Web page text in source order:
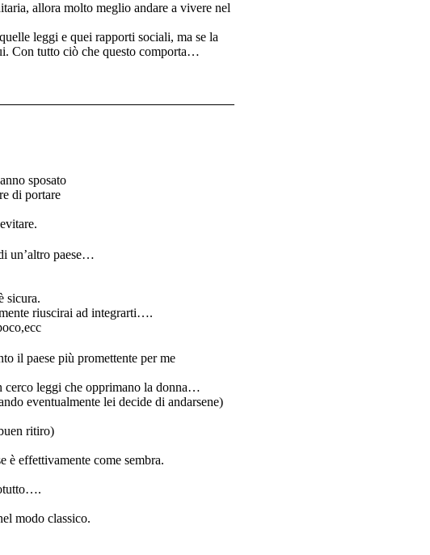
allora molto meglio andare a vivere nel
leggi e quei rapporti sociali, ma se la
Con tutto ciò che questo comporta…
sposato
di portare
un’altro paese…
sicura.
riuscirai ad integrarti….
il paese più promettente per me
cerco leggi che opprimano la donna…
eventualmente lei decide di andarsene)
ritiro)
è effettivamente come sembra.
modo classico.